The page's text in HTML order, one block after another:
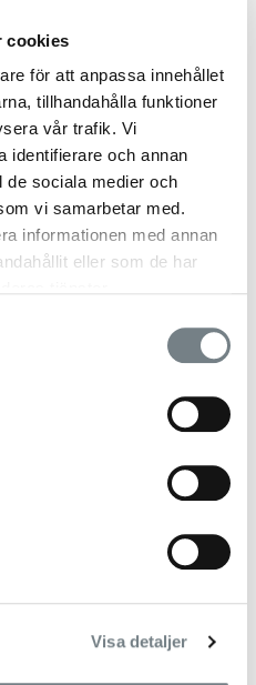
cookies
för att anpassa innehållet
tillhandahålla funktioner
vår trafik. Vi
identifierare och annan
de sociala medier och
vi samarbetar med.
informationen med annan
eller som de har
Visa detaljer
Skapa en
många tropiska arter